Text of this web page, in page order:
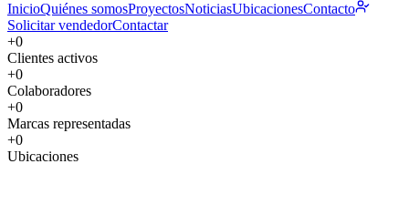
InicioQuiénes somosProyectosNoticiasUbicacionesContacto
Solicitar vendedorContactar
+0
Clientes activos
+0
Colaboradores
+0
Marcas representadas
+0
Ubicaciones